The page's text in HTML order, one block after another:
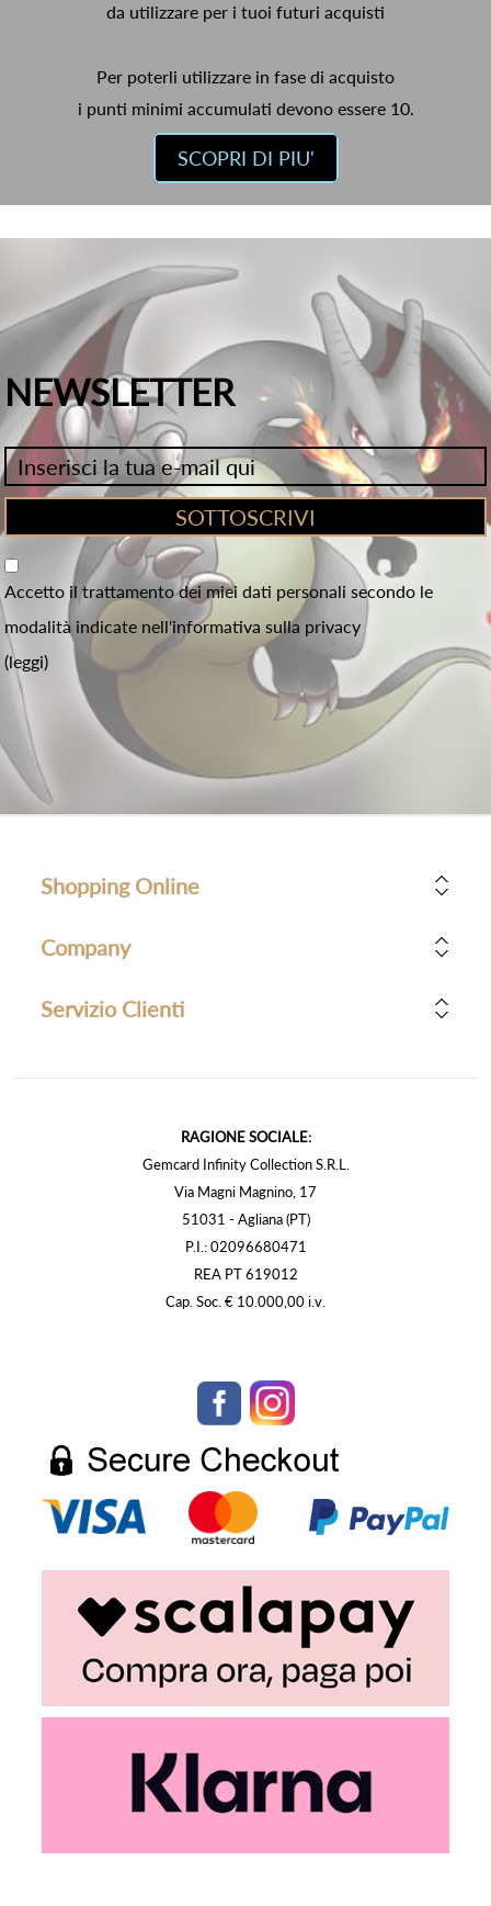
da utilizzare per i tuoi futuri acquisti
Per poterli utilizzare in fase di acquisto
i punti minimi accumulati devono essere 10.
SCOPRI DI PIU'
NEWSLETTER
Accetto il trattamento dei miei dati personali secondo le
modalità indicate nell'informativa sulla privacy
(leggi)
Shopping Online
Company
Servizio Clienti
RAGIONE SOCIALE:
Gemcard Infinity Collection S.R.L.
Via Magni Magnino, 17
51031 - Agliana (PT)
P.I.: 02096680471
REA PT 619012
Cap. Soc. € 10.000,00 i.v.